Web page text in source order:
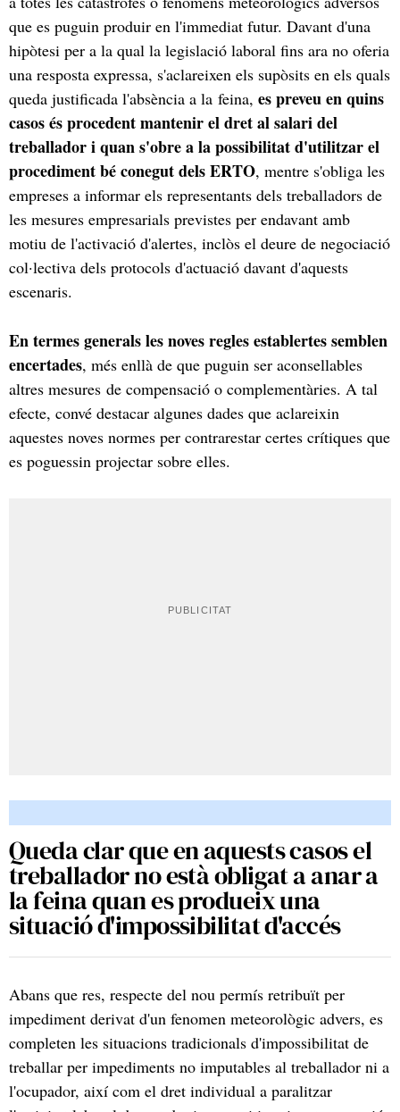
que es puguin produir en l'immediat futur. Davant d'una
hipòtesi per a la qual la legislació laboral fins ara no oferia
una resposta expressa, s'aclareixen els supòsits en els quals
queda justificada l'absència a la feina, es preveu en quins
casos és procedent mantenir el dret al salari del
treballador i quan s'obre a la possibilitat d'utilitzar el
procediment bé conegut dels ERTO, mentre s'obliga les
empreses a informar els representants dels treballadors de
les mesures empresarials previstes per endavant amb
motiu de l'activació d'alertes, inclòs el deure de negociació
col·lectiva dels protocols d'actuació davant d'aquests
escenaris.
En termes generals les noves regles establertes semblen
encertades, més enllà de que puguin ser aconsellables
altres mesures de compensació o complementàries. A tal
efecte, convé destacar algunes dades que aclareixin
aquestes noves normes per contrarestar certes crítiques que
es poguessin projectar sobre elles.
Queda clar que en aquests casos el
treballador no està obligat a anar a
la feina quan es produeix una
situació d'impossibilitat d'accés
Abans que res, respecte del nou permís retribuït per
impediment derivat d'un fenomen meteorològic advers, es
completen les situacions tradicionals d'impossibilitat de
treballar per impediments no imputables al treballador ni a
l'ocupador, així com el dret individual a paralitzar